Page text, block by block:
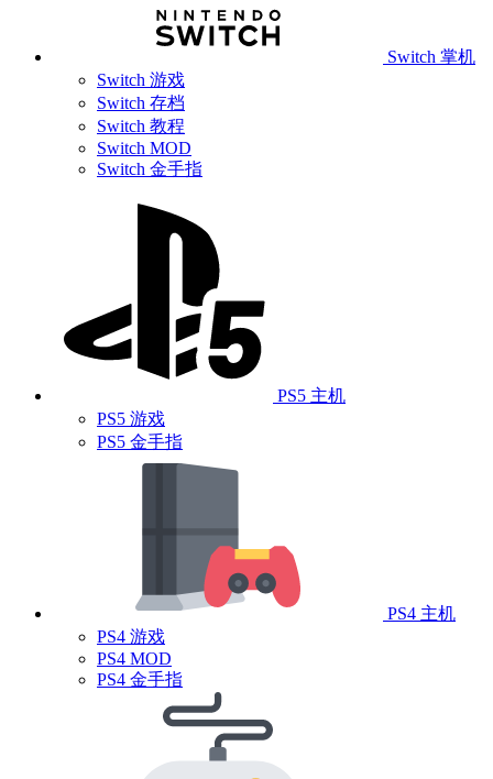
Switch 掌机
Switch 游戏
Switch 存档
Switch 教程
Switch MOD
Switch 金手指
PS5 主机
PS5 游戏
PS5 金手指
PS4 主机
PS4 游戏
PS4 MOD
PS4 金手指